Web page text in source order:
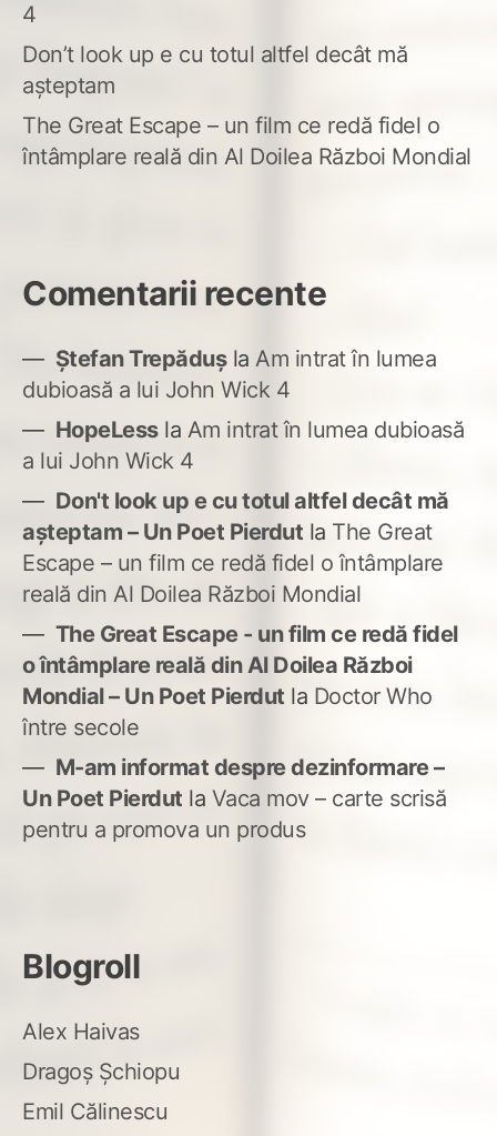
4
Don’t look up e cu totul altfel decât mă
așteptam
The Great Escape – un film ce redă fidel o
întâmplare reală din Al Doilea Război Mondial
Comentarii recente
Ștefan Trepădușla Am intrat în lumea
dubioasă a lui John Wick 4
HopeLessla Am intrat în lumea dubioasă
a lui John Wick 4
Don't look up e cu totul altfel decât mă
așteptam – Un Poet Pierdut la The Great
Escape – un film ce redă fidel o întâmplare
reală din Al Doilea Război Mondial
The Great Escape - un film ce redă fidel
o întâmplare reală din Al Doilea Război
Mondial – Un Poet Pierdut la Doctor Who
între secole
M-am informat despre dezinformare –
Un Poet Pierdut la Vaca mov – carte scrisă
pentru a promova un produs
Blogroll
Alex Haivas
Dragoș Șchiopu
Emil Călinescu